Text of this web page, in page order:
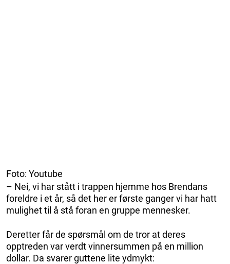
Foto: Youtube
– Nei, vi har stått i trappen hjemme hos Brendans
foreldre i et år, så det her er første ganger vi har hatt
mulighet til å stå foran en gruppe mennesker.
Deretter får de spørsmål om de tror at deres
opptreden var verdt vinnersummen på en million
dollar. Da svarer guttene lite ydmykt: